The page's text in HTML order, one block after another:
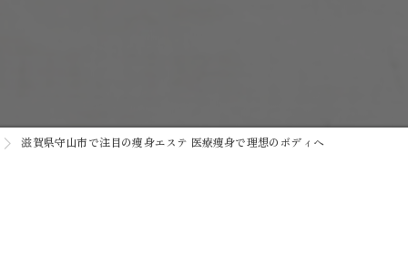
滋賀県守山市で注目の痩身エステ 医療痩身で理想のボディへ